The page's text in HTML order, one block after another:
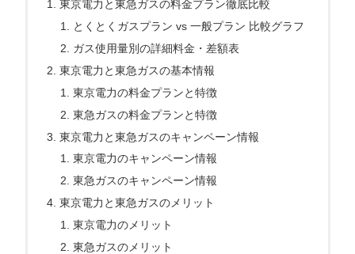
東京電力と東急ガスの料金プラン徹底比較
とくとくガスプラン vs 一般プラン 比較グラフ
ガス使用量別の詳細料金・差額表
東京電力と東急ガスの基本情報
東京電力の料金プランと特徴
東急ガスの料金プランと特徴
東京電力と東急ガスのキャンペーン情報
東京電力のキャンペーン情報
東急ガスのキャンペーン情報
東京電力と東急ガスのメリット
東京電力のメリット
東急ガスのメリット